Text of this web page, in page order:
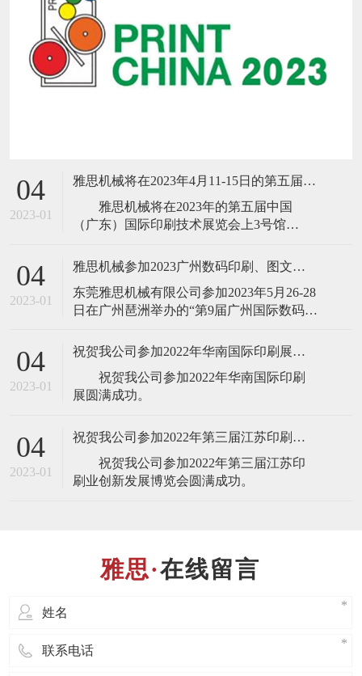
04
2023-01
雅思机械将在2023年4月11-15日的第五届中国(广东)国际印刷技术展览会
雅思机械将在2023年的第五届中国
（广东）国际印刷技术展览会上3号馆
速胶装联动线、高速三面切书机、数码折
配锁一体机、NO SPACE不空格高速全自动
锁线机、高速
04
2023-01
雅思机械参加2023广州数码印刷、图文快印展
​东莞雅思机械有限公司参加2023年5月26-28
日在广州琶洲举办的“第9届广州国际数码印
全自动锁线机，欢迎业界人士莅临雅思机
市雅思机械设备有限公司是一家专业设
计、制造、销售、服务于
04
2023-01
祝贺我公司参加2022年华南国际印刷展圆满成功
祝贺我公司参加2022年华南国际印刷
04
2023-01
祝贺我公司参加2022年第三届江苏印刷业创新发展博览会圆满成功
祝贺我公司参加2022年第三届江苏印
在线留言